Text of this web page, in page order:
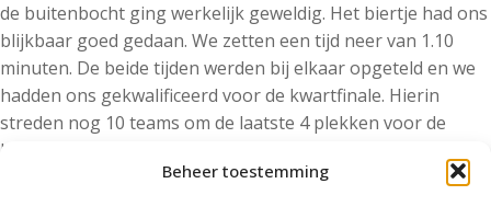
Beheer toestemming
de buitenbocht ging werkelijk geweldig. Het biertje had ons
blijkbaar goed gedaan. We zetten een tijd neer van 1.10
minuten. De beide tijden werden bij elkaar opgeteld en we
hadden ons gekwalificeerd voor de kwartfinale. Hierin
streden nog 10 teams om de laatste 4 plekken voor de
halve finale. Met trommelaar Marco Beukeveld hadden we
veel lol maar dat ging dan wel weer ten koste van de